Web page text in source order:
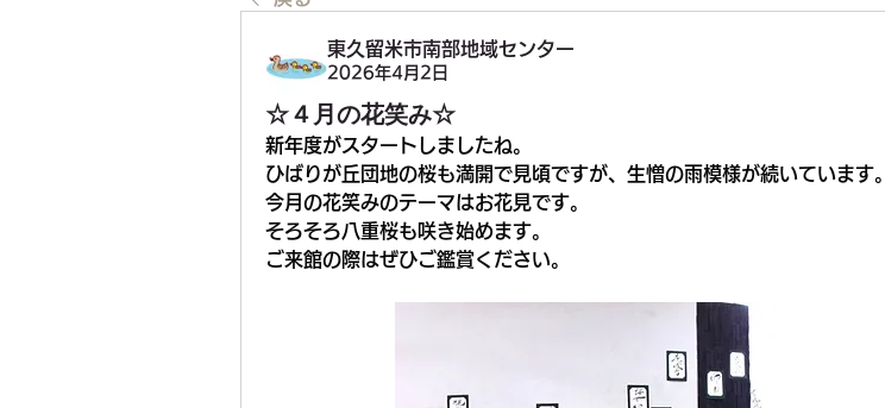
東久留米市南部地域センター
2026年4月2日
☆４月の花笑み☆
新年度がスタートしましたね。
ひばりが丘団地の桜も満開で見頃ですが、生憎の雨模様が続いています。
今月の花笑みのテーマはお花見です。
そろそろ八重桜も咲き始めます。
ご来館の際はぜひご鑑賞ください。